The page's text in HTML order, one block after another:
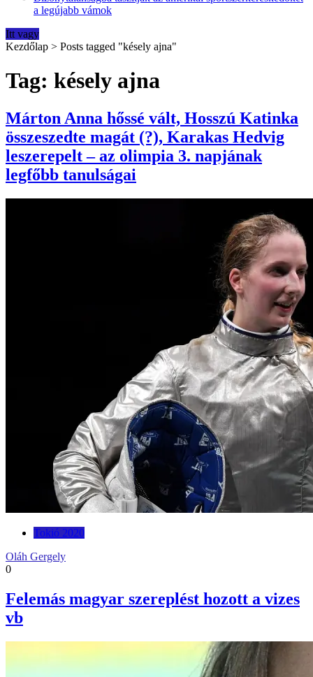
a legújabb vámok
Itt vagy
Kezdőlap > Posts tagged "késely ajna"
Tag: késely ajna
Márton Anna hőssé vált, Hosszú Katinka
összeszedte magát (?), Karakas Hedvig
leszerepelt – az olimpia 3. napjának
legfőbb tanulságai
Tokió 2020
Oláh Gergely
0
Felemás magyar szereplést hozott a vizes
vb